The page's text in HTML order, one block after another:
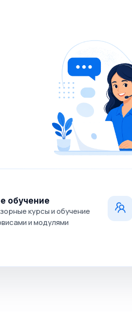
обучение
курсы и обучение
и модулями